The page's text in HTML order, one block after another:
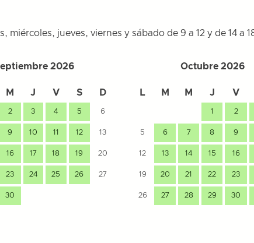
miércoles, jueves, viernes y sábado de 9 a 12 y de 14 a
2026
M J V S D
2 3 4 5 6
9 10 11 12 13
16 17 18 19 20
23 24 25 26 27
30
Octubre 2026
L M M J V
1 2
5 6 7 8 9
12 13 14 15 16
19 20 21 22 23
26 27 28 29 30